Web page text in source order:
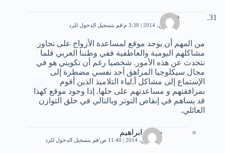
فاتن
10 مارس، 2014 | 3:38 م قم بتسجيل الدخول للرد
من المهم أن يوجد موقع لمساعدة الأزواج على تجاوز
مشاكلهم اليومية والعاطفية ففي وطننا العربي قلما
نتحدث عن هذه الأمور. شخصيا رغم أن تكويني هو في
مجال سيكلوجيا المراهق أجد نفسي مضطرة إلى
الإستماع إلى مشاكل أ,لياء التلاميذ الذين أقوم
بمرافقتهم و مساعدتهم على حلها. إذا وجود موقع كهذا
قد يساهم في إنقاص التوتر وبالتالي في خلق التوازن
العائلي.
سمير ابراهيم
19 مارس، 2014 | 11:40 ص قم بتسجيل الدخول للرد